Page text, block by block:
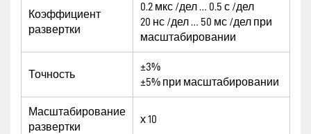
Коэффициент
развертки
0.2 мкс /дел … 0.5 с /дел
20 нс /дел … 50 мс /дел при
масштабировании
Точность
±3%
±5% при масштабировании
Масштабирование
развертки
х 10